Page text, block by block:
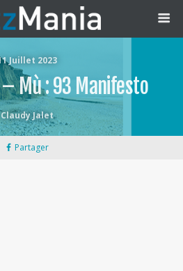
Juillet 2023
Mù : 93 Manifesto
Claudy Jalet
Partager